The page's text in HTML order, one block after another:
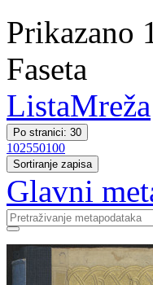
Prikazano
Faseta
ListaMreža
Po stranici: 30
102550100
Sortiranje zapisa
Glavni